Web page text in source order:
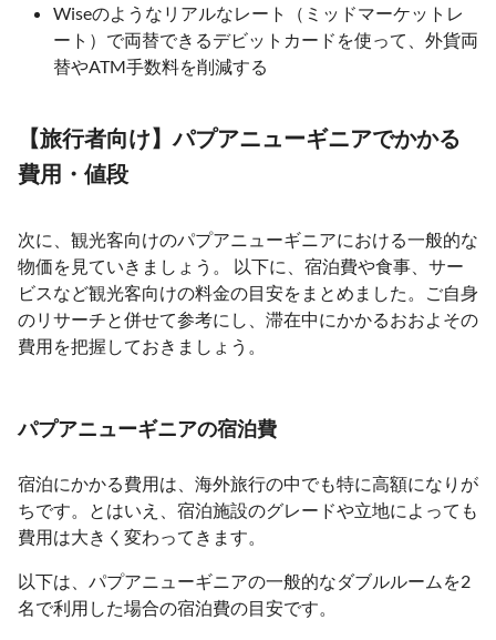
Wiseのようなリアルなレート（ミッドマーケットレ
ート）で両替できるデビットカードを使って、外貨両
替やATM手数料を削減する
【旅行者向け】パプアニューギニアでかかる
費用・値段
次に、観光客向けのパプアニューギニアにおける一般的な
物価を見ていきましょう。 以下に、宿泊費や食事、サー
ビスなど観光客向けの料金の目安をまとめました。ご自身
のリサーチと併せて参考にし、滞在中にかかるおおよその
費用を把握しておきましょう。
パプアニューギニアの宿泊費
宿泊にかかる費用は、海外旅行の中でも特に高額になりが
ちです。とはいえ、宿泊施設のグレードや立地によっても
費用は大きく変わってきます。
以下は、パプアニューギニアの一般的なダブルルームを2
名で利用した場合の宿泊費の目安です。